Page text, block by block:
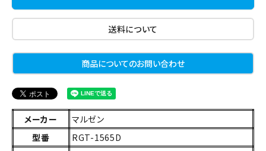
送料について
商品についてのお問い合わせ
メーカー
マルゼン
型番
RGT-1565D